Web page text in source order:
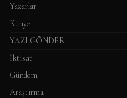
Yazarlar
Künye
YAZI GÖNDER
İktisat
Gündem
Araştırma